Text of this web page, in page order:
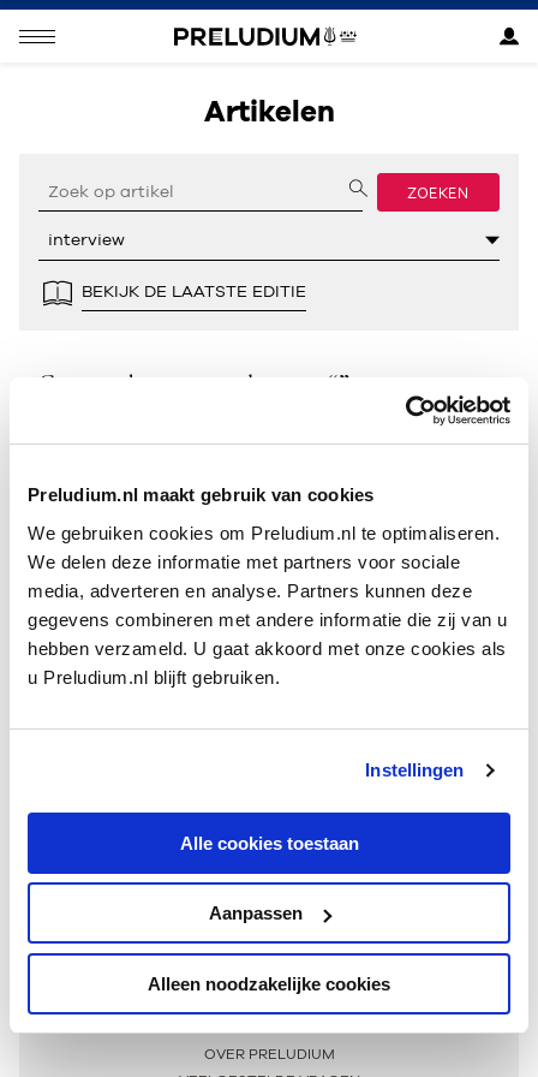
Preludium.nl maakt gebruik van cookies
We gebruiken cookies om Preludium.nl te optimaliseren.
We delen deze informatie met partners voor sociale
media, adverteren en analyse. Partners kunnen deze
gegevens combineren met andere informatie die zij van u
hebben verzameld. U gaat akkoord met onze cookies als
u Preludium.nl blijft gebruiken.
Instellingen
Alle cookies toestaan
Aanpassen
Alleen noodzakelijke cookies
Artikelen
ZOEKEN
BEKIJK DE LAATSTE EDITIE
Geen resultaten gevonden voor “”.
Meer informatie
OVER PRELUDIUM